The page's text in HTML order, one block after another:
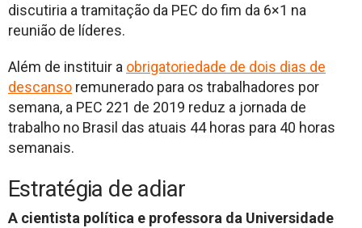
discutiria a tramitação da PEC do fim da 6×1 na
reunião de líderes.
Além de instituir a obrigatoriedade de dois dias de
descanso remunerado para os trabalhadores por
semana, a PEC 221 de 2019 reduz a jornada de
trabalho no Brasil das atuais 44 horas para 40 horas
semanais.
Estratégia de adiar
A cientista política e professora da Universidade